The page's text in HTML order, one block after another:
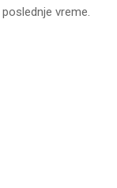
vreme.